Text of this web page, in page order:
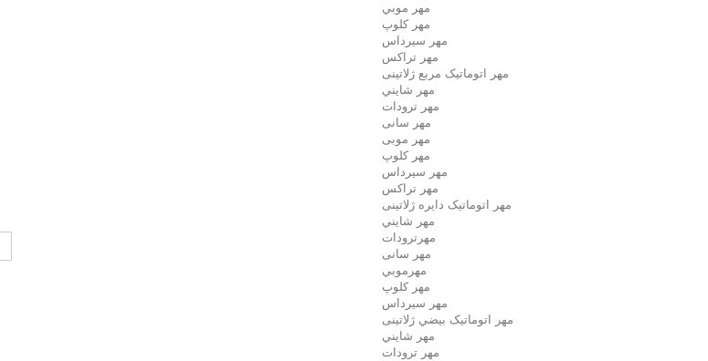
مهر موبي
مهر كلوپ
مهر سيرداس
مهر تراکس
مهر اتوماتیک مربع ژلاتینی
مهر شايني
مهر ترودات
مهر سانی
مهر موبی
مهر كلوپ
مهر سيرداس
مهر تراکس
مهر اتوماتیک دايره ژلاتینی
مهر شايني
مهرترودات
مهر سانی
مهرموبي
مهر كلوپ
مهر سيرداس
مهر اتوماتیک بيضي ژلاتینی
مهر شايني
مهر ترودات